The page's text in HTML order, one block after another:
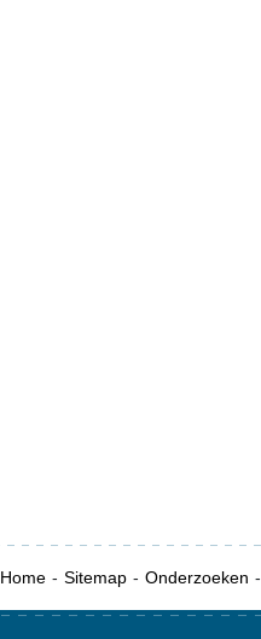
Home Sitemap Onderzoeken